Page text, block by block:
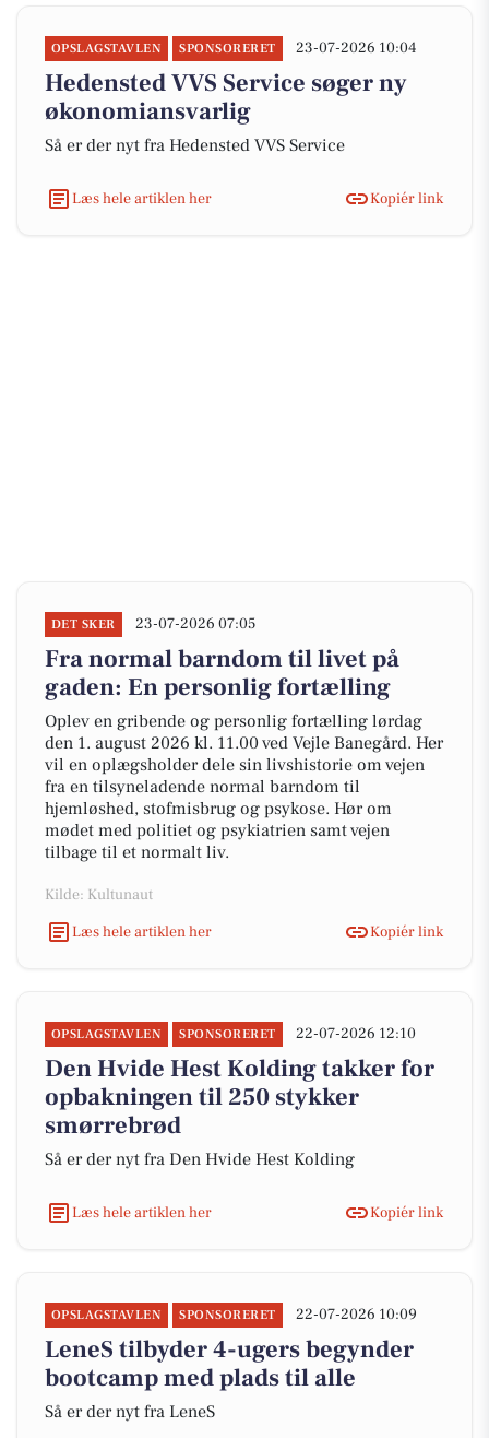
OPSLAGSTAVLEN SPONSORERET 23-07-2026 10:04
Hedensted VVS Service søger ny
økonomiansvarlig
Så er der nyt fra Hedensted VVS Service
Læs hele artiklen her Kopiér link
DET SKER 23-07-2026 07:05
Fra normal barndom til livet på
gaden: En personlig fortælling
Oplev en gribende og personlig fortælling lørdag
den 1. august 2026 kl. 11.00 ved Vejle Banegård. Her
vil en oplægsholder dele sin livshistorie om vejen
fra en tilsyneladende normal barndom til
hjemløshed, stofmisbrug og psykose. Hør om
mødet med politiet og psykiatrien samt vejen
tilbage til et normalt liv.
Kilde: Kultunaut
Læs hele artiklen her
Kopiér link
OPSLAGSTAVLEN SPONSORERET 22-07-2026 12:10
Den Hvide Hest Kolding takker for
opbakningen til 250 stykker
smørrebrød
Så er der nyt fra Den Hvide Hest Kolding
Læs hele artiklen her Kopiér link
OPSLAGSTAVLEN SPONSORERET 22-07-2026 10:09
LeneS tilbyder 4-ugers begynder
bootcamp med plads til alle
Så er der nyt fra LeneS